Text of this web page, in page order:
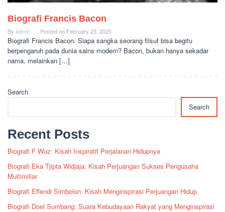
Biografi Francis Bacon
By admin Posted on February 25, 2025
Biografi Francis Bacon: Siapa sangka seorang filsuf bisa begitu
berpengaruh pada dunia sains modern? Bacon, bukan hanya sekadar
nama, melainkan […]
Search
Search
Recent Posts
Biografi F Wuz: Kisah Inspiratif Perjalanan Hidupnya
Biografi Eka Tjipta Widjaja: Kisah Perjuangan Sukses Pengusaha
Multimiliar
Biografi Effendi Simbolon: Kisah Menginspirasi Perjuangan Hidup
Biografi Doel Sumbang: Suara Kebudayaan Rakyat yang Menginspirasi